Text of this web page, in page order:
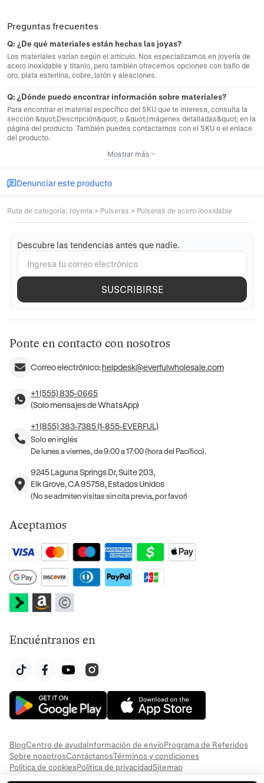
Preguntas frecuentes
Q: ¿De qué materiales están hechas las joyas?
Los materiales varían según el artículo. Nos especializamos en joyería de
acero inoxidable y titanio, pero también ofrecemos opciones con baño de
oro, plata esterlina, cobre, latón y aleaciones.
Q: ¿Dónde puedo encontrar información sobre materiales?
Para encontrar el material específico del SKU que te interesa, consulta la
sección &quot;Descripción&quot; o &quot;Imágenes detalladas&quot; en la
página del producto. También puedes contactarnos con el SKU o el enlace
del producto.
Mostrar más
Denunciar este producto
Ruta de categoría: Joyería > Pulseras > Pulseras de acero inoxidable
Descubre las tendencias antes que nadie.
SUSCRIBIRSE
Ponte en contacto con nosotros
Correo electrónico:helpdesk@everfulwholesale.com
+1 (555) 835-0665
(Solo mensajes de WhatsApp)
+1 (855) 383-7385 (1-855-EVERFUL)
Solo en inglés
De lunes a viernes, de 9:00 a 17:00 (hora del Pacífico).
9245 Laguna Springs Dr, Suite 203,
Elk Grove, CA 95758, Estados Unidos
(No se admiten visitas sin cita previa, por favor)
Aceptamos
Encuéntranos en
BlogCentro de ayudaInformación de envíoPrograma de Referidos
Sobre nosotrosContáctanosTérminos y condiciones
Política de cookiesPolítica de privacidadSitemap